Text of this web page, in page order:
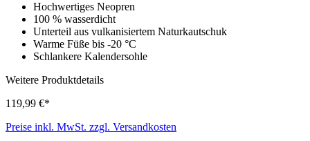
Hochwertiges Neopren
100 % wasserdicht
Unterteil aus vulkanisiertem Naturkautschuk
Warme Füße bis -20 °C
Schlankere Kalendersohle
Weitere Produktdetails
119,99 €*
Preise inkl. MwSt. zzgl. Versandkosten